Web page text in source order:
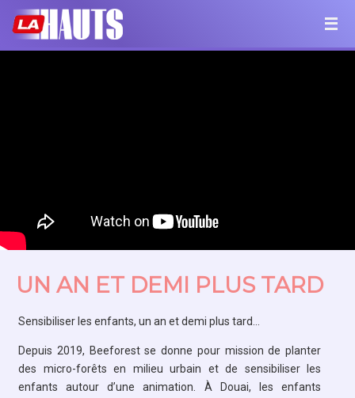
UN AN ET DEMI PLUS TARD
Sensibiliser les enfants, un an et demi plus tard…
Depuis 2019, Beeforest se donne pour mission de planter
des micro-forêts en milieu urbain et de sensibiliser les
enfants autour d’une animation. À Douai, les enfants